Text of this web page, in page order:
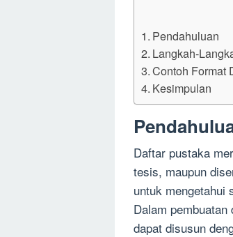
Pendahuluan
Langkah-
Contoh Format
Kesimpulan
Daftar pustaka
tesis, maupun
untuk mengetahui
Dalam
dapat disusun